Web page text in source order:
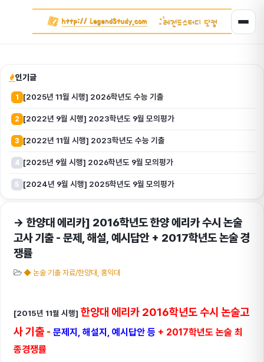
인기글
1 [2025년 11월 시행] 2026학년도 수능 기출
2 [2022년 9월 시행] 2023학년도 9월 모의평가
3 [2022년 11월 시행] 2023학년도 수능 기출
4 [2025년 9월 시행] 2026학년도 9월 모의평가
5 [2024년 9월 시행] 2025학년도 9월 모의평가
→ 한양대 에리카] 2016학년도 한양 에리카 수시 논술
고사 기출 - 문제, 해설, 예시답안 + 2017학년도 논술 경
쟁률
◆ 논술 기출 자료/한양대, 홍익대
[2015년 11월 시행] 한양대 에리카 2016학년도 수시 논술고
사 기출 - 문제지, 해설지, 예시답안 등 + 2017학년도 논술 최
종경쟁률